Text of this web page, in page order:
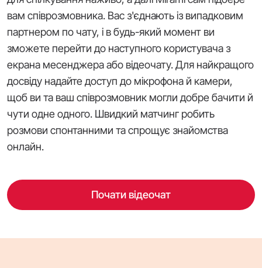
вам співрозмовника. Вас з'єднають із випадковим
партнером по чату, і в будь-який момент ви
зможете перейти до наступного користувача з
екрана месенджера або відеочату. Для найкращого
досвіду надайте доступ до мікрофона й камери,
щоб ви та ваш співрозмовник могли добре бачити й
чути одне одного. Швидкий матчинг робить
розмови спонтанними та спрощує знайомства
онлайн.
Почати відеочат